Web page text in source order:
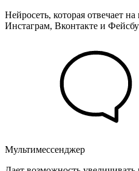
Нейросеть, которая отвечает
Инстаграм, Вконтакте и
Мультимессенджер